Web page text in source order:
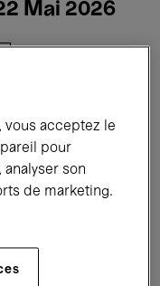
Mai 2026
vous acceptez le
pour
son
de marketing.